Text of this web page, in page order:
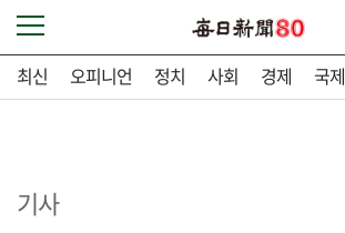
최신 오피니언 정치 사회 경제 국제
기사